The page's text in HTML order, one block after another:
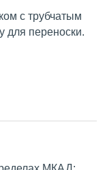
с трубчатым
для переноски.